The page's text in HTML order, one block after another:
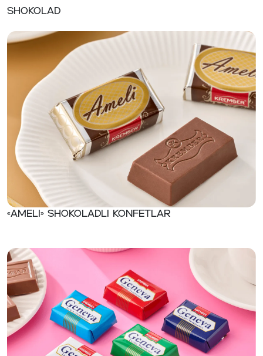
shokolad
«Ameli» Shokoladli konfetlar